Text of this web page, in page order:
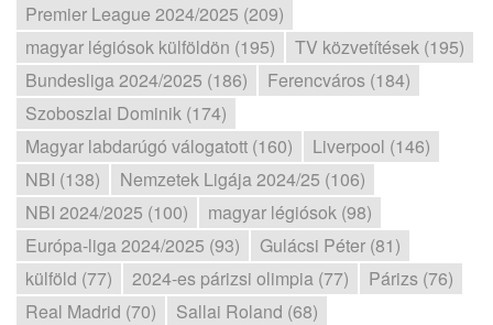
Premier League 2024/2025 (209)
magyar légiósok külföldön (195)
TV közvetítések (195)
Bundesliga 2024/2025 (186)
Ferencváros (184)
Szoboszlai Dominik (174)
Magyar labdarúgó válogatott (160)
Liverpool (146)
NBI (138)
Nemzetek Ligája 2024/25 (106)
NBI 2024/2025 (100)
magyar légiósok (98)
Európa-liga 2024/2025 (93)
Gulácsi Péter (81)
külföld (77)
2024-es párizsi olimpia (77)
Párizs (76)
Real Madrid (70)
Sallai Roland (68)